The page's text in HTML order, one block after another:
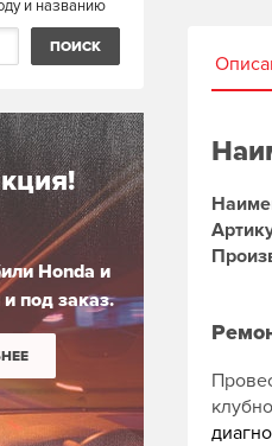
и названию
Honda и
под заказ.